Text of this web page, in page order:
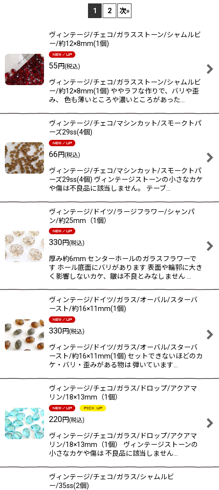
1 2 次»
ヴィンテージ/チェコ/ガラスストーン/シャムルビ
ー/約12×8mm(1個)
55円(税込)
ヴィンテージ/チェコ/ガラスストーン/シャムルビ
ー/約12×8mm(1個) ややラフな作りで、バリや歪
み、 色も薄いところや濃いところがあった…
ヴィンテージ/チェコ/マシンカット/スモークトパ
ーズ29ss(4個)
66円(税込)
ヴィンテージ/チェコ/マシンカット/スモークトパ
ーズ29ss(4個) ヴィンテージストーンの小さなカケ
や傷は不良品に該当しません。 テーブ…
ヴィンテージ/ドイツ/ラージフラワー/シャンパ
ン/約25mm（1個）
330円(税込)
厚み約6mm センターホールのガラスフラワーで
す ホール底面にバリがあります 表面や輪郭に大き
く影響しないカケ、皺は不良とみなしません …
ヴィンテージ/ドイツ/ガラス/オーバル/スターバ
ースト/約16×11mm(1個)
330円(税込)
ヴィンテージ/ドイツ/ガラス/オーバル/スターバ
ースト/約16×11mm(1個) セットできないほどのカ
ケ・バリ・歪みがある物は 弾いています…
ヴィンテージ/チェコ/ガラス/ドロップ/アクアマ
リン/18×13mm（1個）
220円(税込)
ヴィンテージ/チェコ/ガラス/ドロップ/アクアマ
リン/18×13mm（1個） ヴィンテージストーンの
小さなカケや傷は 不良品に該当しません…
ヴィンテージ/チェコ/ガラス/シャムルビ
ー/35ss(2個)